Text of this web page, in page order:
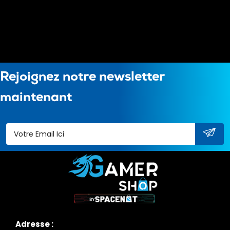
Rejoignez notre newsletter
maintenant
Adresse :